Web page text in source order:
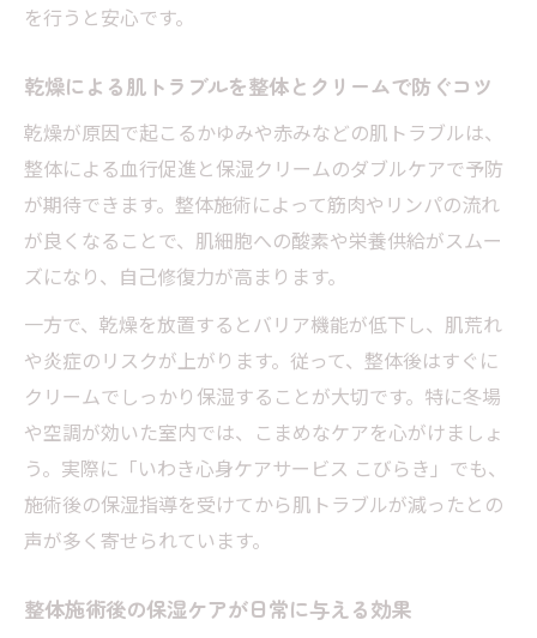
を行うと安心です。
乾燥による肌トラブルを整体とクリームで防ぐコツ
乾燥が原因で起こるかゆみや赤みなどの肌トラブルは、
整体による血行促進と保湿クリームのダブルケアで予防
が期待できます。整体施術によって筋肉やリンパの流れ
が良くなることで、肌細胞への酸素や栄養供給がスムー
ズになり、自己修復力が高まります。
一方で、乾燥を放置するとバリア機能が低下し、肌荒れ
や炎症のリスクが上がります。従って、整体後はすぐに
クリームでしっかり保湿することが大切です。特に冬場
や空調が効いた室内では、こまめなケアを心がけましょ
う。実際に「いわき心身ケアサービス こびらき」でも、
施術後の保湿指導を受けてから肌トラブルが減ったとの
声が多く寄せられています。
整体施術後の保湿ケアが日常に与える効果